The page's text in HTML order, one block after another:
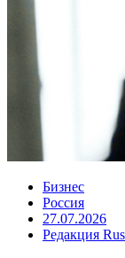
Бизнес
Россия
27.07.2026
Редакция